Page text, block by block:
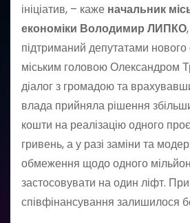
ініціатив, – каже начальник
економіки Володимир ЛИПКО
підтриманий депутатами нового
міським головою Олександром
діалог з громадою та
влада прийняла рішення
кошти на реалізацію одного
гривень, а у разі заміни та
обмеження щодо одного
застосовувати на один ліфт.
співфінансування залишилося